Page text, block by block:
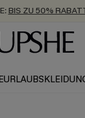
ZU -20% EXTRA
VERSAND AB 89 €